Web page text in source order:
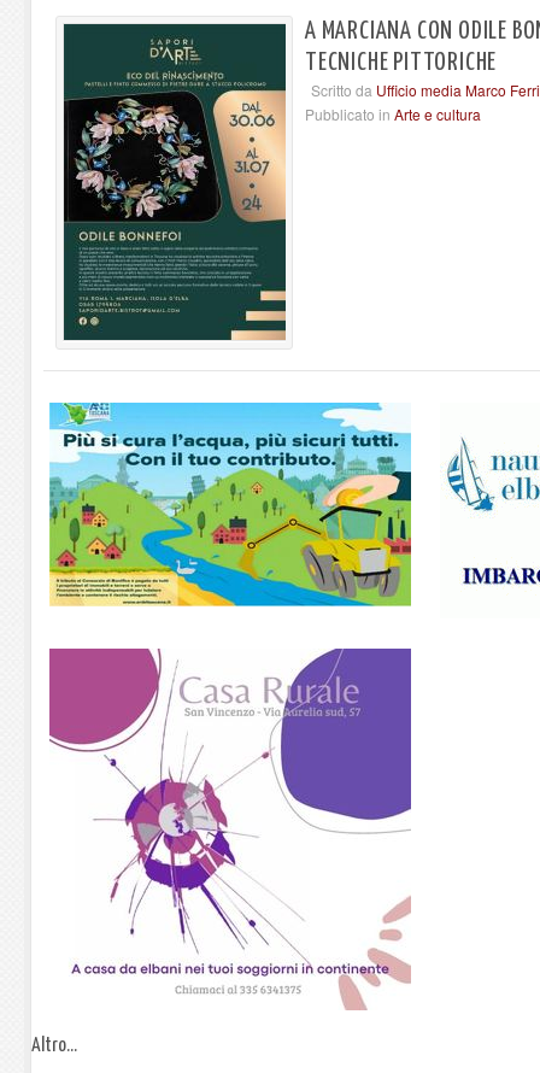
A MARCIANA CON ODILE
TECNICHE PITTORICHE
Scritto da Ufficio media Marco Ferri
Pubblicato in Arte e cultura
Altro...